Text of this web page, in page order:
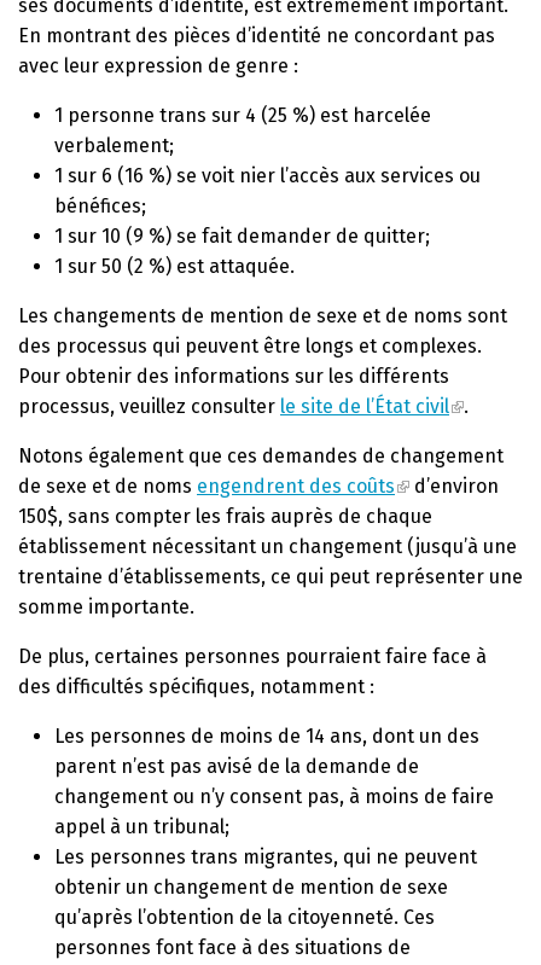
ses documents d’identité, est extrêmement important.
En montrant des pièces d’identité ne concordant pas
avec leur expression de genre :
1 personne trans sur 4 (25 %) est harcelée
verbalement;
1 sur 6 (16 %) se voit nier l’accès aux services ou
bénéfices;
1 sur 10 (9 %) se fait demander de quitter;
1 sur 50 (2 %) est attaquée.
Les changements de mention de sexe et de noms sont
des processus qui peuvent être longs et complexes.
Pour obtenir des informations sur les différents
processus, veuillez consulter le site de l’État civil .
Notons également que ces demandes de changement
de sexe et de noms engendrent des coûts
d’environ
150$, sans compter les frais auprès de chaque
établissement nécessitant un changement (jusqu’à une
trentaine d’établissements, ce qui peut représenter une
somme importante.
De plus, certaines personnes pourraient faire face à
des difficultés spécifiques, notamment :
Les personnes de moins de 14 ans, dont un des
parent n’est pas avisé de la demande de
changement ou n’y consent pas, à moins de faire
appel à un tribunal;
Les personnes trans migrantes, qui ne peuvent
obtenir un changement de mention de sexe
qu’après l’obtention de la citoyenneté. Ces
personnes font face à des situations de